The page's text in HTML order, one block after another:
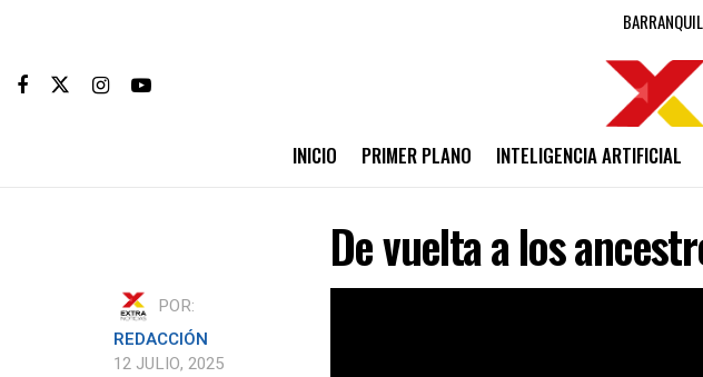
INICIO PRIMER PLANO INTELIGENCIA ARTIFICIAL
De vuelta a los
POR:
REDACCIÓN
12 JULIO, 2025